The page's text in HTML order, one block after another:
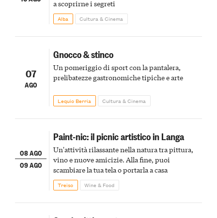
a scoprirne i segreti
Alba Cultura & Cinema
07
AGO
Gnocco & stinco
Un pomeriggio di sport con la pantalera,
prelibatezze gastronomiche tipiche e arte
Lequio Berria Cultura & Cinema
08 AGO
09 AGO
Paint-nic: il picnic artistico in Langa
Un'attività rilassante nella natura tra pittura,
vino e nuove amicizie. Alla fine, puoi
scambiare la tua tela o portarla a casa
Treiso Wine & Food